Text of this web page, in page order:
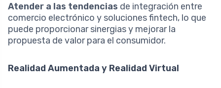
Atender a las tendencias de integración entre
comercio electrónico y soluciones fintech, lo que
puede proporcionar sinergias y mejorar la
propuesta de valor para el consumidor.
Realidad Aumentada y Realidad Virtual